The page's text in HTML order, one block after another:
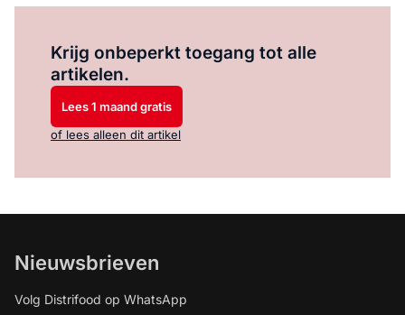
Krijg onbeperkt toegang tot alle
artikelen.
Lees 1 maand gratis
of lees alleen dit artikel
Nieuwsbrieven
Volg Distrifood op WhatsApp